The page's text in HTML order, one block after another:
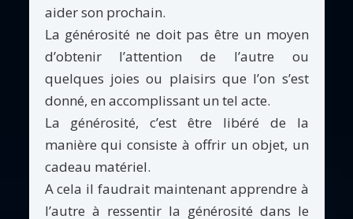
aider son prochain.
La générosité ne doit pas être un moyen
d’obtenir l’attention de l’autre ou
quelques joies ou plaisirs que l’on s’est
donné, en accomplissant un tel acte.
La générosité, c’est être libéré de la
manière qui consiste à offrir un objet, un
cadeau matériel.
A cela il faudrait maintenant apprendre à
l’autre à ressentir la générosité dans le